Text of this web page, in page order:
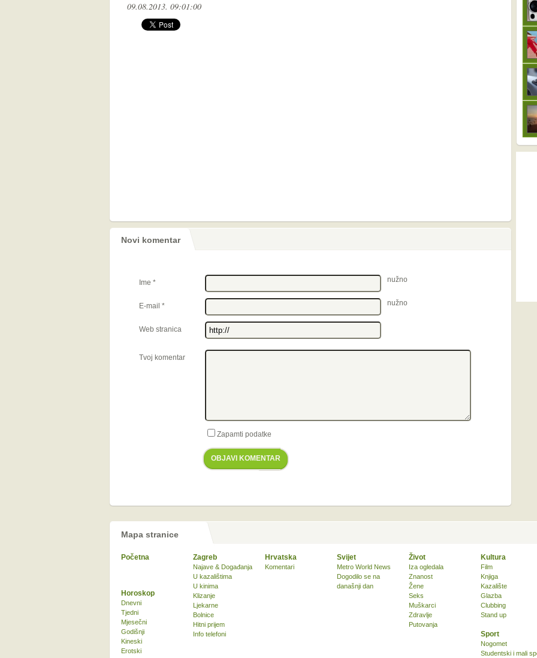
09.08.2013. 09:01:00
Novi komentar
Ime * nužno
E-mail * nužno
Web stranica
Tvoj komentar
Zapamti podatke
OBJAVI KOMENTAR
Mapa stranice
Početna Zagreb
Najave & Događanja
U kazalištima
U kinima
Klizanje
Ljekarne
Bolnice
Hitni prijem
Info telefoni
Hrvatska
Komentari
Svijet
Metro World News
Dogodilo se na
današnji dan
Život
Iza ogledala
Znanost
Žene
Seks
Muškarci
Zdravlje
Putovanja
Kultura
Film
Knjiga
Kazalište
Glazba
Clubbing
Stand up
Sport
Nogomet
Studentski i mali
Horoskop
Dnevni
Tjedni
Mjesečni
Godišnji
Kineski
Erotski